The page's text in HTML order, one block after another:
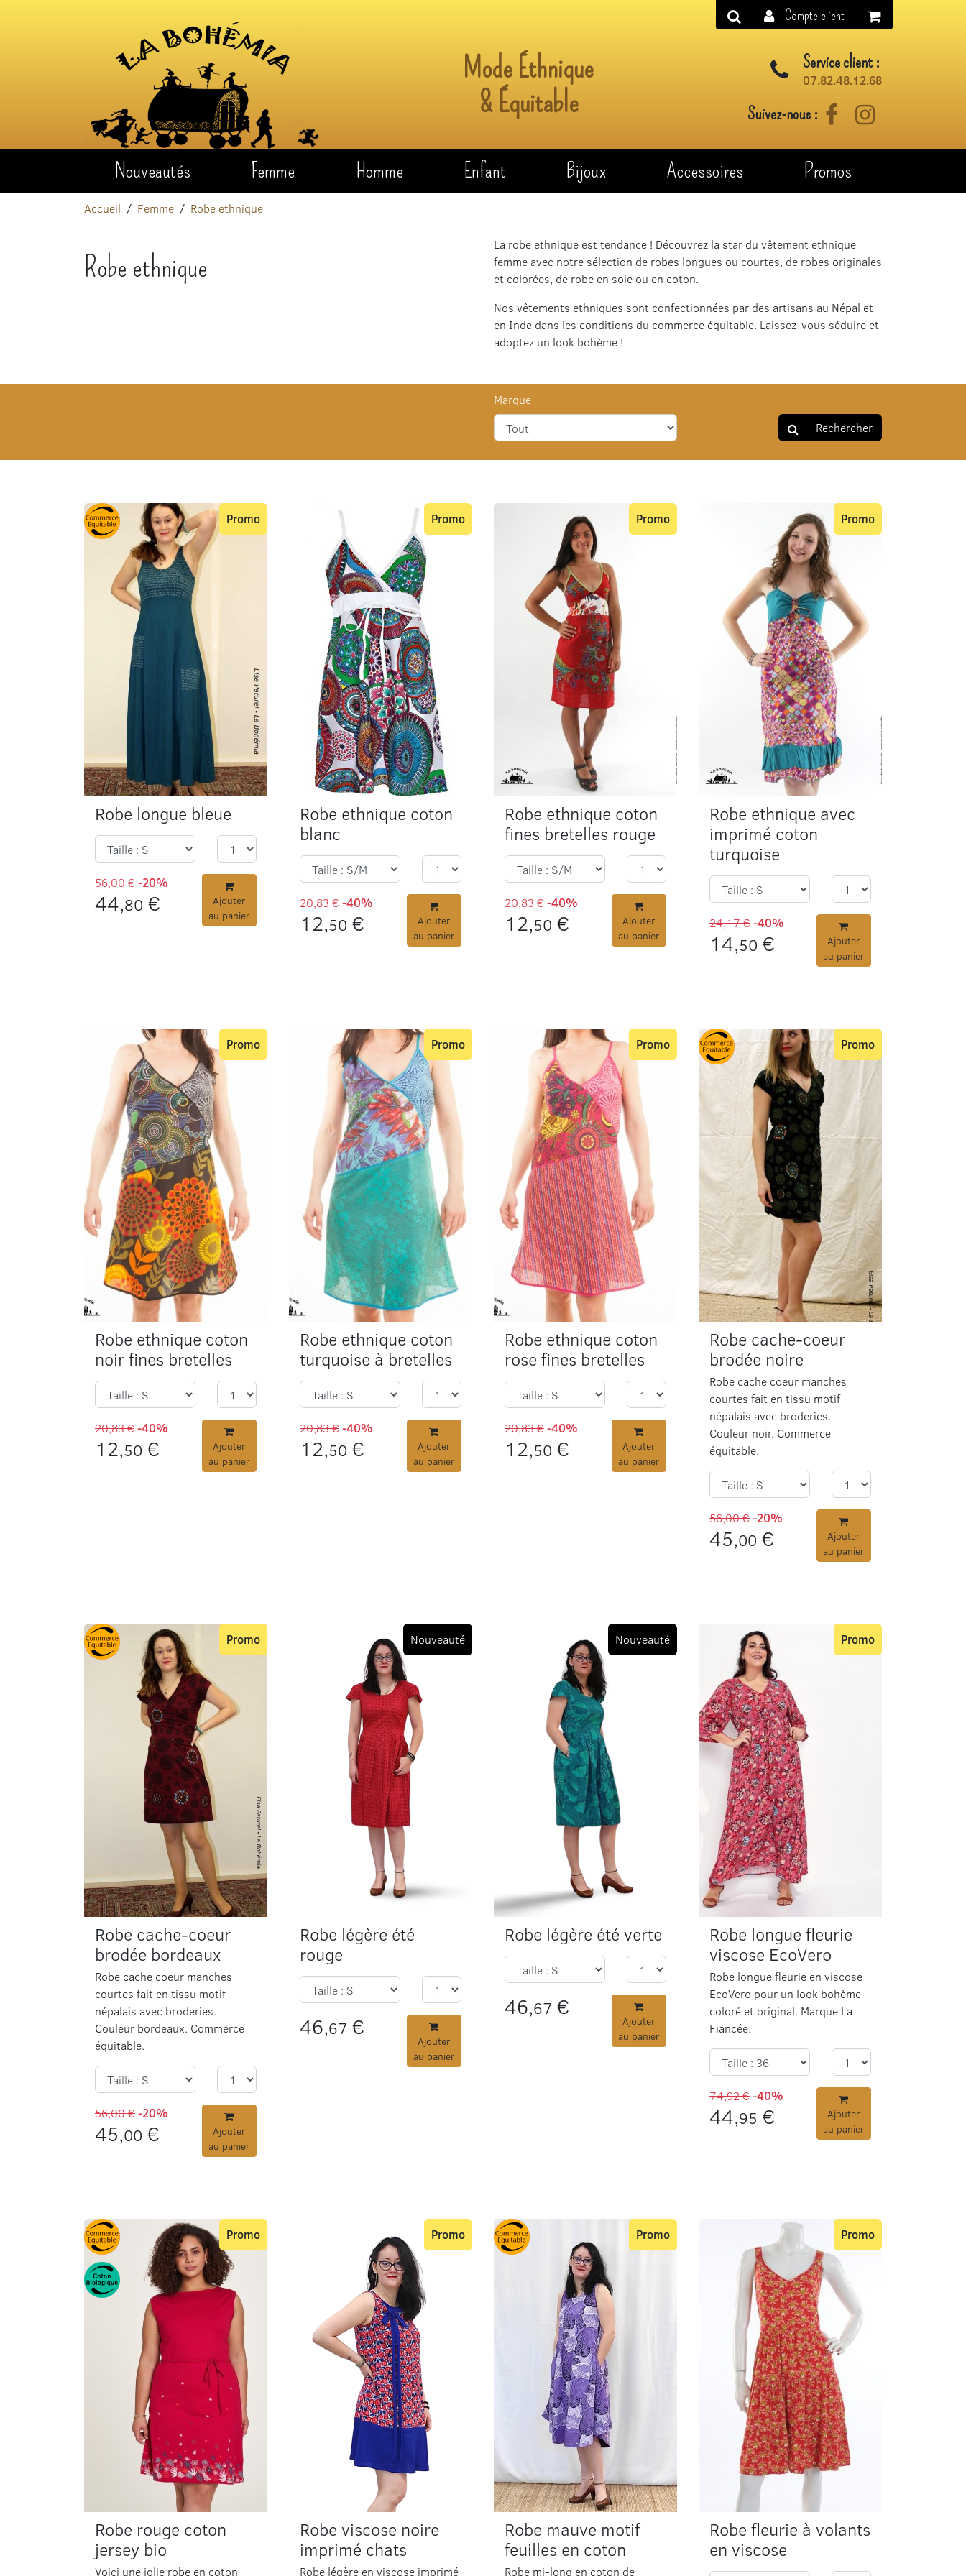
Mode Éthnique
& Équitable
Service client :
07.82.48.12.68
Suivez-nous : FacebookInstagram
Nouveautés Femme Homme Enfant Bijoux Accessoires Promos
Accueil Femme Robe ethnique
Robe ethnique
La robe ethnique est tendance ! Découvrez la star du vêtement ethnique
femme avec notre sélection de robes longues ou courtes, de robes originales
et colorées, de robe en soie ou en coton.
Nos vêtements ethniques sont confectionnées par des artisans au Népal et
en Inde dans les conditions du commerce équitable. Laissez-vous séduire et
adoptez un look bohème !
Marque
Rechercher
Robe longue bleue
Promo
56,00 €-20%
44,80 €
Ajouter
au panier
Robe ethnique coton
blanc
Promo
20,83 €-40%
12,50 €
Ajouter
au panier
Robe ethnique coton
fines bretelles rouge
Promo
20,83 €-40%
12,50 €
Ajouter
au panier
Robe ethnique avec
imprimé coton
turquoise
Promo
24,17 €-40%
14,50 €
Ajouter
au panier
Robe ethnique coton
noir fines bretelles
Promo
20,83 €-40%
12,50 €
Ajouter
au panier
Robe ethnique coton
turquoise à bretelles
Promo
20,83 €-40%
12,50 €
Ajouter
au panier
Robe ethnique coton
rose fines bretelles
Promo
20,83 €-40%
12,50 €
Ajouter
au panier
Robe cache-coeur
brodée noire
Robe cache coeur manches
courtes fait en tissu motif
népalais avec broderies.
Couleur noir. Commerce
équitable.
Promo
56,00 €-20%
45,00 €
Ajouter
au panier
Robe cache-coeur
brodée bordeaux
Robe cache coeur manches
courtes fait en tissu motif
népalais avec broderies.
Couleur bordeaux. Commerce
équitable.
Promo
56,00 €-20%
45,00 €
Ajouter
au panier
Robe légère été
rouge
Nouveauté
46,67 €
Ajouter
au panier
Robe légère été verte
Nouveauté
46,67 €
Ajouter
au panier
Robe longue fleurie
viscose EcoVero
Robe longue fleurie en viscose
EcoVero pour un look bohème
coloré et original. Marque La
Fiancée.
Promo
74,92 €-40%
44,95 €
Ajouter
au panier
Robe rouge coton
jersey bio
Voici une jolie robe en coton
Promo
Robe viscose noire
imprimé chats
Robe légère en viscose imprimé
Promo
Robe mauve motif
feuilles en coton
Robe mi-long en coton de
Promo
Robe fleurie à volants
en viscose
Promo
Compte client